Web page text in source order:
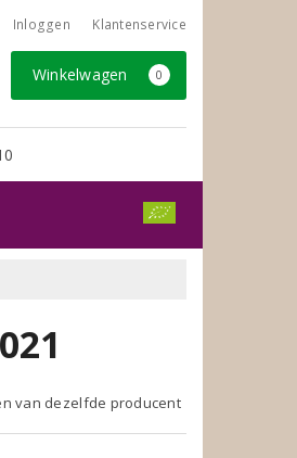
Inloggen Klantenservice
Winkelwagen 0
van dezelfde producent